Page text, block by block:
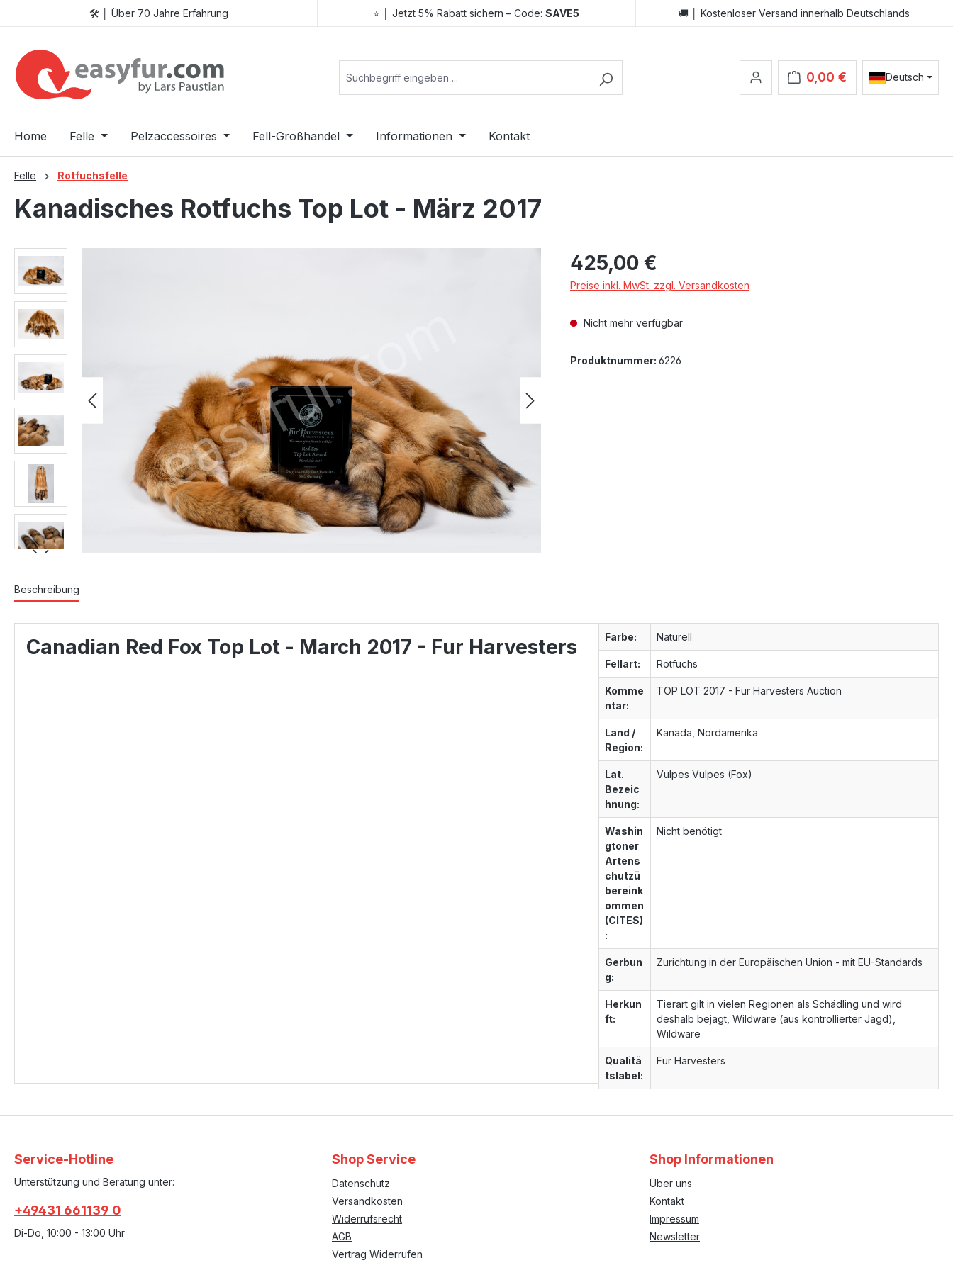
Hauptinhalt springen
Zur Suche springen
Zur Hauptnavigation springen
🛠️ │ Über 70 Jahre Erfahrung ⭐ │ Jetzt 5% Rabatt sichern – Code:SAVE5 🚚 │ Kostenloser Versand innerhalb Deutschlands
0,00 €
Warenkorb enthält 0
Deutsch
Home Felle Pelzaccessoires Fell-Großhandel Informationen Kontakt
Felle Rotfuchsfelle
Kanadisches Rotfuchs Top Lot - März 2017
Bildergalerie überspringen Regulärer Preis:
425,00 €
Preise inkl. MwSt. zzgl. Versandkosten
Nicht mehr verfügbar
Produktnummer: 6226
Beschreibung
Canadian Red Fox Top Lot - March 2017 - Fur Harvesters Farbe: Naturell
Fellart: Rotfuchs
Komme
ntar:
TOP LOT 2017 - Fur Harvesters Auction
Land /
Region:
Kanada, Nordamerika
Lat.
Bezeic
hnung:
Vulpes Vulpes (Fox)
Washin
gtoner
Artens
chutzü
bereink
ommen
(CITES)
:
Nicht benötigt
Gerbun
g:
Zurichtung in der Europäischen Union - mit EU-Standards
Herkun
ft:
Tierart gilt in vielen Regionen als Schädling und wird
deshalb bejagt, Wildware (aus kontrollierter Jagd),
Wildware
Qualitä
tslabel:
Fur Harvesters
Service-Hotline
Unterstützung und Beratung unter:
+49431 661139 0
Di-Do, 10:00 - 13:00 Uhr
Shop Service
Datenschutz
Versandkosten
Widerrufsrecht
AGB
Vertrag Widerrufen
Shop Informationen
Über uns
Kontakt
Impressum
Newsletter